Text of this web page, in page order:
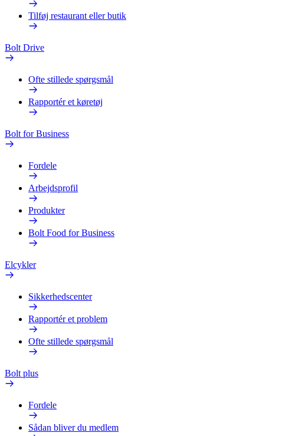
Tilføj restaurant eller butik
Bolt Drive
Ofte stillede spørgsmål
Rapportér et køretøj
Bolt for Business
Fordele
Arbejdsprofil
Produkter
Bolt Food for Business
Elcykler
Sikkerhedscenter
Rapportér et problem
Ofte stillede spørgsmål
Bolt plus
Fordele
Sådan bliver du medlem